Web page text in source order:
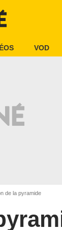
VOD
de la pyramide